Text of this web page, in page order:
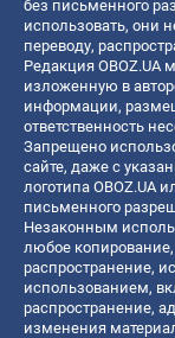
без письменного
использовать, они
переводу,
Редакция OBOZ.UA
изложенную в
информации,
ответственность
Запрещено
сайте, даже с
логотипа OBOZ.UA
письменного
Незаконным
любое
распространение,
использованием,
распространение,
изменения